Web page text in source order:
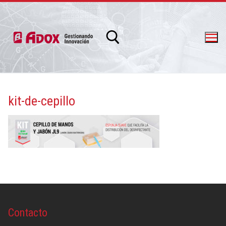
info@adox.com.ar whatsapp: 54 9 11 6230 2470
kit-de-cepillo
Contacto